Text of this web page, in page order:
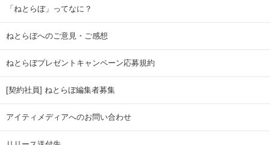
「ねとらぼ」ってなに？
ねとらぼへのご意見・ご感想
ねとらぼプレゼントキャンペーン応募規約
[契約社員] ねとらぼ編集者募集
アイティメディアへのお問い合わせ